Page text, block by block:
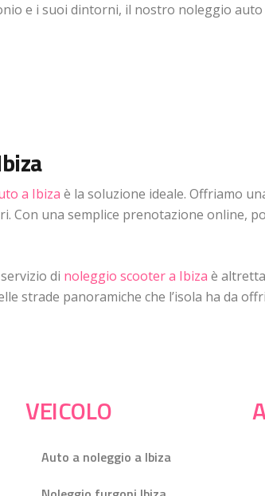
e i suoi dintorni, il nostro noleggio auto
a Ibiza è la soluzione ideale. Offriamo
una semplice prenotazione online,
di noleggio scooter a Ibiza è
strade panoramiche che l’isola ha da
VEICOLO
Auto a noleggio a Ibiza